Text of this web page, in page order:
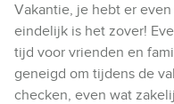
Vakantie, je hebt er
eindelijk is het zover!
tijd voor vrienden en
geneigd om tijdens de
checken, even wat